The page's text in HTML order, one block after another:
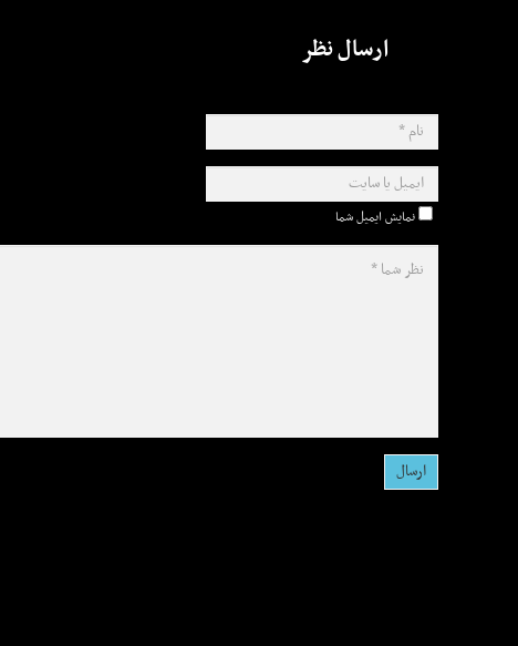
ارسال نظر
نمایش ایمیل شما